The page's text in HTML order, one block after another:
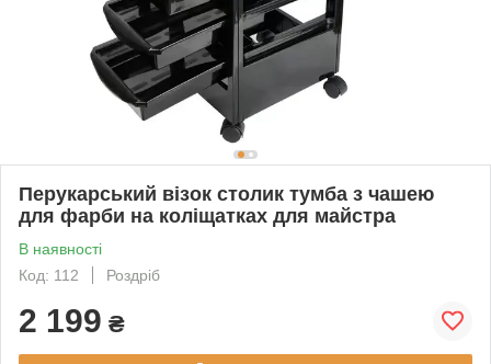
Перукарський візок столик тумба з чашею
для фарби на коліщатках для майстра
В наявності
Код: 112
Роздріб
2 199 ₴